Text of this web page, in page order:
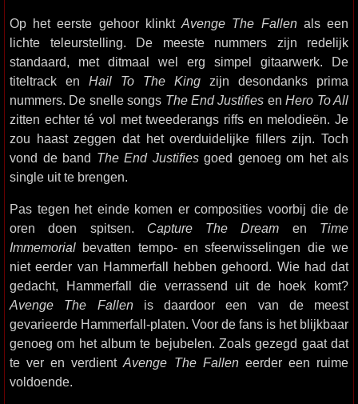
Op het eerste gehoor klinktAvenge The Fallenals een
lichte teleurstelling. De meeste nummers zijn redelijk
standaard, met ditmaal wel erg simpel gitaarwerk. De
titeltrack en Hail To The King zijn desondanks prima
nummers. De snelle songs The End Justifies enHero To All
zitten echter té vol met tweederangs riffs en melodieën. Je
zou haast zeggen dat het overduidelijke fillers zijn. Toch
vond de band The End Justifiesgoed genoeg om het als
single uit te brengen.
Pas tegen het einde komen er composities voorbij die de
oren doen spitsen. Capture The Dream en Time
Immemorial bevatten tempo- en sfeerwisselingen die we
niet eerder van Hammerfall hebben gehoord. Wie had dat
gedacht, Hammerfall die verrassend uit de hoek komt?
Avenge The Fallenis daardoor een van de meest
gevarieerde Hammerfall-platen. Voor de fans is het blijkbaar
genoeg om het album te bejubelen. Zoals gezegd gaat dat
te ver en verdientAvenge The Falleneerder een ruime
voldoende.